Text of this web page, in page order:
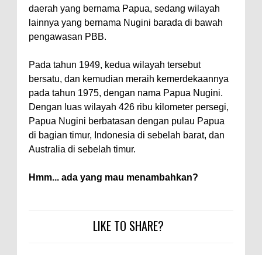
daerah yang bernama Papua, sedang wilayah
lainnya yang bernama Nugini barada di bawah
pengawasan PBB.
Pada tahun 1949, kedua wilayah tersebut
bersatu, dan kemudian meraih kemerdekaannya
pada tahun 1975, dengan nama Papua Nugini.
Dengan luas wilayah 426 ribu kilometer persegi,
Papua Nugini berbatasan dengan pulau Papua
di bagian timur, Indonesia di sebelah barat, dan
Australia di sebelah timur.
Hmm... ada yang mau menambahkan?
LIKE TO SHARE?